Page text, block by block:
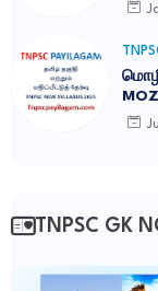
TNPSC GK